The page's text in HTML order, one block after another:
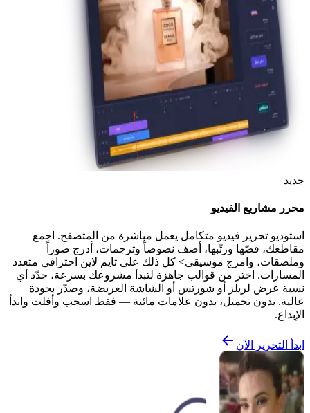
جديد
محرر مشاريع الفيديو
استوديو تحرير فيديو متكامل يعمل مباشرة من المتصفح. اجمع
مقاطعك، قصّها ورتّبها، أضف نصوصاً وترجمات، أدرج صوراً
وملصقات، وامزج موسيقى> كل ذلك على تايم لاين احترافي متعدد
المسارات. اختر من قوالب جاهزة لتبدأ مشروعك بسرعة، حدّد أي
نسبة عرض لريلز أو شورتس أو الشاشة العريضة، وصدّر بجودة
عالية. بدون تحميل، بدون علامات مائية — فقط اسحب وأفلت وابدأ
الإبداع.
ابدأ التحرير الآن